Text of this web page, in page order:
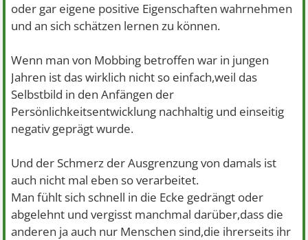
oder gar eigene positive Eigenschaften wahrnehmen
und an sich schätzen lernen zu können.
Wenn man von Mobbing betroffen war in jungen
Jahren ist das wirklich nicht so einfach,weil das
Selbstbild in den Anfängen der
Persönlichkeitsentwicklung nachhaltig und einseitig
negativ geprägt wurde.
Und der Schmerz der Ausgrenzung von damals ist
auch nicht mal eben so verarbeitet.
Man fühlt sich schnell in die Ecke gedrängt oder
abgelehnt und vergisst manchmal darüber,dass die
anderen ja auch nur Menschen sind,die ihrerseits ihr